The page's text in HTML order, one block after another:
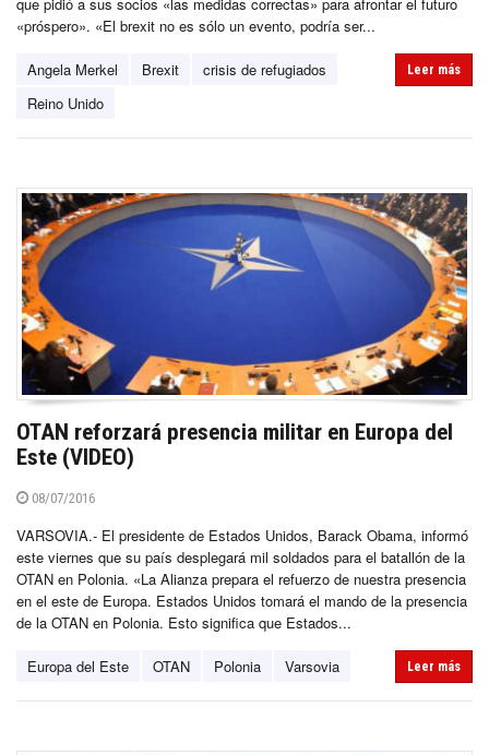
«próspero». «El brexit no es sólo un evento, podría ser...
Angela Merkel Brexit
crisis de refugiados
Reino Unido
Leer más
OTAN reforzará presencia militar en Europa del
Este (VIDEO)
08/07/2016
VARSOVIA.- El presidente de Estados Unidos, Barack Obama, informó
este viernes que su país desplegará mil soldados para el batallón de la
OTAN en Polonia. «La Alianza prepara el refuerzo de nuestra presencia
en el este de Europa. Estados Unidos tomará el mando de la presencia
de la OTAN en Polonia. Esto significa que Estados...
Europa del Este OTAN Polonia Varsovia Leer más